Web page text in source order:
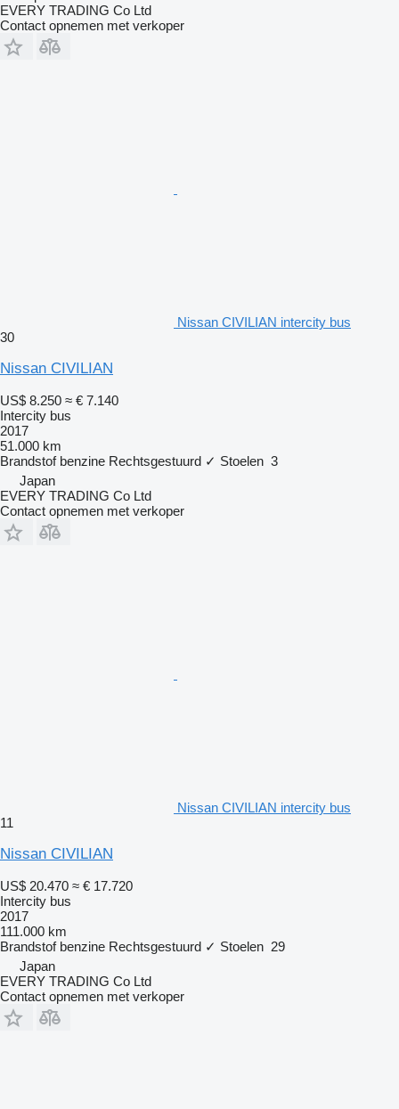
EVERY TRADING Co Ltd
Contact opnemen met verkoper
Nissan CIVILIAN intercity bus
30
Nissan CIVILIAN
US$ 8.250 ≈ € 7.140
Intercity bus
2017
51.000 km
Brandstof benzine Rechtsgestuurd ✓ Stoelen 3
Japan
EVERY TRADING Co Ltd
Contact opnemen met verkoper
Nissan CIVILIAN intercity bus
11
Nissan CIVILIAN
US$ 20.470 ≈ € 17.720
Intercity bus
2017
111.000 km
Brandstof benzine Rechtsgestuurd ✓ Stoelen 29
Japan
EVERY TRADING Co Ltd
Contact opnemen met verkoper